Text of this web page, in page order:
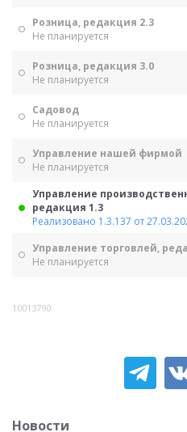
Розница, редакция 2.3
Не планируется
Розница, редакция 3.0
Не планируется
Садовод
Не планируется
Управление нашей фирмой
Не планируется
Управление
редакция 1.3
Реализовано 1.3.137 от
Управление торговлей,
Не планируется
10013790
Новости